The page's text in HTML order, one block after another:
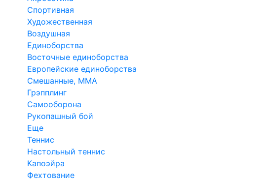
Спортивная
Художественная
Воздушная
Единоборства
Восточные единоборства
Европейские единоборства
Смешанные, ММА
Грэпплинг
Самооборона
Рукопашный бой
Еще
Теннис
Настольный теннис
Капоэйра
Фехтование